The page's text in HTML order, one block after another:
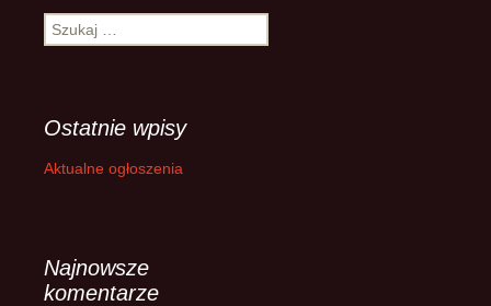
Szukaj:
Ostatnie wpisy
Aktualne ogłoszenia
Najnowsze
komentarze